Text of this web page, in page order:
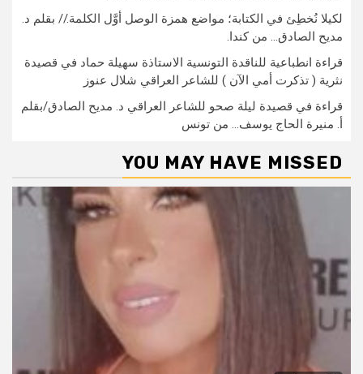
لكيلا نُخطِئ في الكتابة؛ مواضع همزة الوصل أوَّل الكلمة.// بقلم د.
مديح الصادق… من كندا.
قراءة انطباعية للناقدة التونسية الاستاذة سهيلة حماد في قصيدة
نثرية ( تذكرت أمي الآن ) للشاعر العراقي شلال عنوز
قراءة في قصيدة ليلة صحو للشاعر العراقي د. مديح الصادق/بقلم
أ. منيرة الحاج يوسف… من تونس
YOU MAY HAVE MISSED